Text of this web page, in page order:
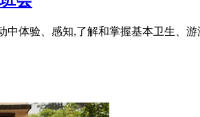
体验、感知,了解和掌握基本卫生、